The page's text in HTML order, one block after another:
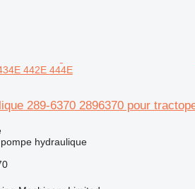
442E 444E
289-6370 2896370 pour
hydraulique